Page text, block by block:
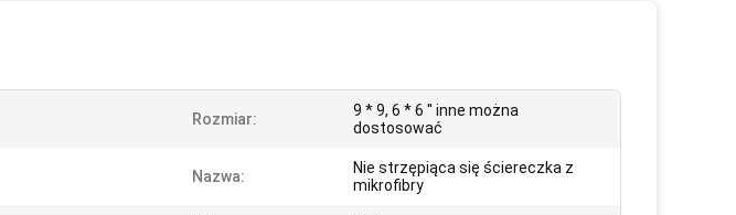
Rozmiar:
9 * 9, 6 * 6 '' inne można
dostosować
Nazwa:
Nie strzępiąca się ściereczka z
mikrofibry